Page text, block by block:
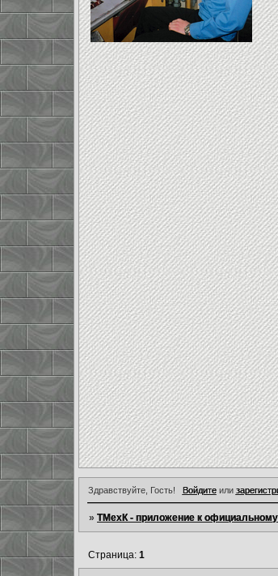
Здравствуйте, Гость! Войдитеили
»ТМехК - приложение к
Страница:1